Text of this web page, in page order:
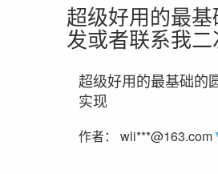
超级好用的最
发或者联系我
超级好用的最基础的
实现
作者：wli***@163.com